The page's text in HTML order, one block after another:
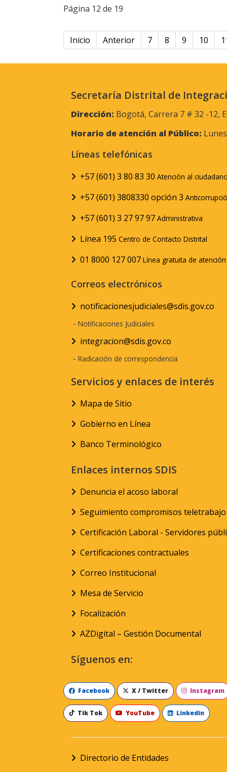
Página 12 de 19
Inicio Anterior 7 8 9 10
Secretaría Distrital de
Dirección: Bogotá, Carrera 7 # 32 -12,
Horario de atención al Público:
Líneas telefónicas
+57 (601) 3 80 83 30 Atención al
+57 (601) 3808330 opción 3
+57 (601) 3 27 97 97 Administrativa
Línea 195 Centro de Contacto Distrital
01 8000 127 007 Línea gratuita de
Correos electrónicos
notificacionesjudiciales@sdis.gov.co
- Notificaciones Judiciales
integracion@sdis.gov.co
- Radicación de correspondencia
Servicios y enlaces de interés
Mapa de Sitio
Gobierno en Línea
Banco Terminológico
Enlaces internos SDIS
Denuncia el acoso laboral
Seguimiento compromisos teletrabajo
Certificación Laboral - Servidores
Certificaciones contractuales
Correo Institucional
Mesa de Servicio
Focalización
AZDigital – Gestión Documental
Síguenos en:
Facebook X / Twitter Instagram
Tik Tok YouTube Linkedin
Directorio de Entidades